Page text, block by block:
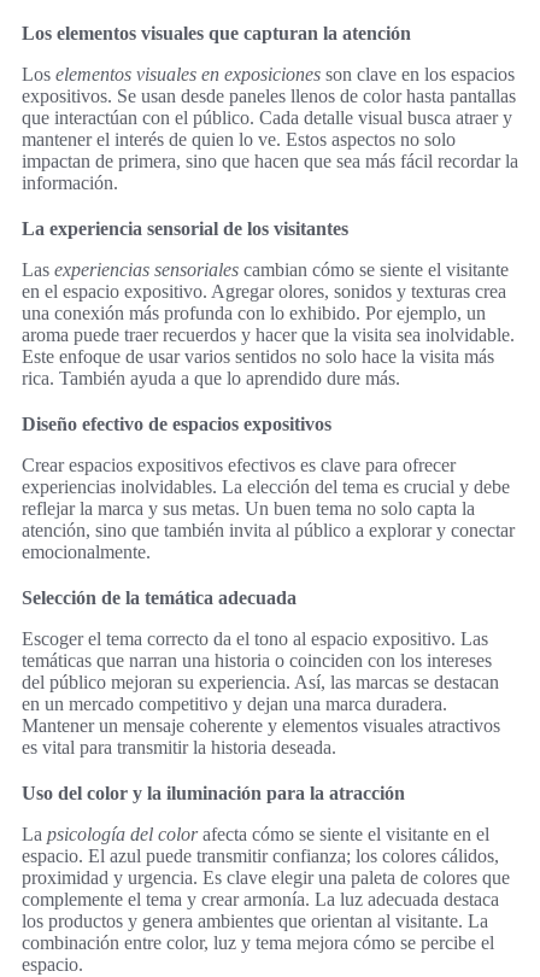
Los elementos visuales que capturan la atención
Los elementos visuales en exposiciones son clave en los espacios
expositivos. Se usan desde paneles llenos de color hasta pantallas
que interactúan con el público. Cada detalle visual busca atraer y
mantener el interés de quien lo ve. Estos aspectos no solo
impactan de primera, sino que hacen que sea más fácil recordar la
información.
La experiencia sensorial de los visitantes
Las experiencias sensoriales cambian cómo se siente el visitante
en el espacio expositivo. Agregar olores, sonidos y texturas crea
una conexión más profunda con lo exhibido. Por ejemplo, un
aroma puede traer recuerdos y hacer que la visita sea inolvidable.
Este enfoque de usar varios sentidos no solo hace la visita más
rica. También ayuda a que lo aprendido dure más.
Diseño efectivo de espacios expositivos
Crear espacios expositivos efectivos es clave para ofrecer
experiencias inolvidables. La elección del tema es crucial y debe
reflejar la marca y sus metas. Un buen tema no solo capta la
atención, sino que también invita al público a explorar y conectar
emocionalmente.
Selección de la temática adecuada
Escoger el tema correcto da el tono al espacio expositivo. Las
temáticas que narran una historia o coinciden con los intereses
del público mejoran su experiencia. Así, las marcas se destacan
en un mercado competitivo y dejan una marca duradera.
Mantener un mensaje coherente y elementos visuales atractivos
es vital para transmitir la historia deseada.
Uso del color y la iluminación para la atracción
La psicología del colorafecta cómo se siente el visitante en el
espacio. El azul puede transmitir confianza; los colores cálidos,
proximidad y urgencia. Es clave elegir una paleta de colores que
complemente el tema y crear armonía. La luz adecuada destaca
los productos y genera ambientes que orientan al visitante. La
combinación entre color, luz y tema mejora cómo se percibe el
espacio.